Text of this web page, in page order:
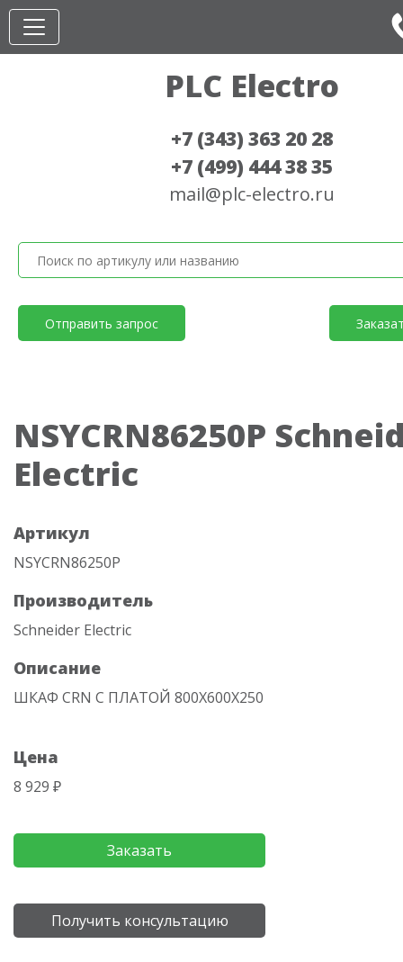
PLC Electro
+7 (343) 363 20 28
+7 (499) 444 38 35
mail@plc-electro.ru
Отправить запрос
NSYCRN86250P
Electric
Артикул
NSYCRN86250P
Производитель
Schneider Electric
Описание
ШКАФ CRN С ПЛАТОЙ 800Х600Х250
Цена
8 929 ₽
Заказать
Получить консультацию